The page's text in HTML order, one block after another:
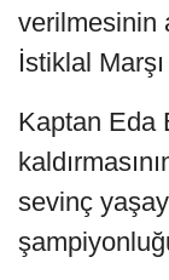
verilmesinin
İstiklal
Kaptan Eda
sevinç